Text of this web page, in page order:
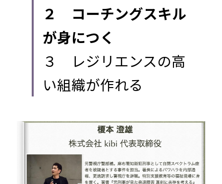
２　コーチングスキル
が身につく
３　レジリエンスの高
い組織が作れる